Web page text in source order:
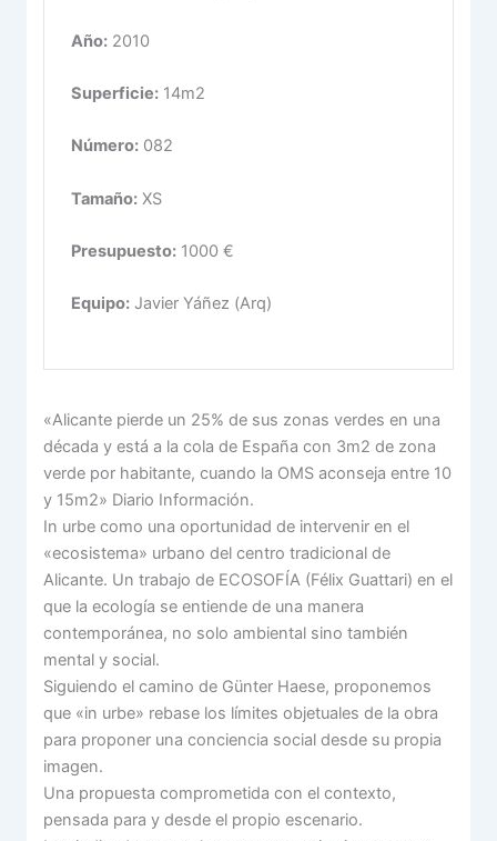
Año:2010
Superficie:14m2
Número:082
Tamaño:XS
Presupuesto:1000 €
Equipo:Javier Yáñez (Arq)
«Alicante pierde un 25% de sus zonas verdes en una
década y está a la cola de España con 3m2 de zona
verde por habitante, cuando la OMS aconseja entre 10
y 15m2» Diario Información.
In urbe como una oportunidad de intervenir en el
«ecosistema» urbano del centro tradicional de
Alicante. Un trabajo de ECOSOFÍA (Félix Guattari) en el
que la ecología se entiende de una manera
contemporánea, no solo ambiental sino también
mental y social.
Siguiendo el camino de Günter Haese, proponemos
que «in urbe» rebase los límites objetuales de la obra
para proponer una conciencia social desde su propia
imagen.
Una propuesta comprometida con el contexto,
pensada para y desde el propio escenario.